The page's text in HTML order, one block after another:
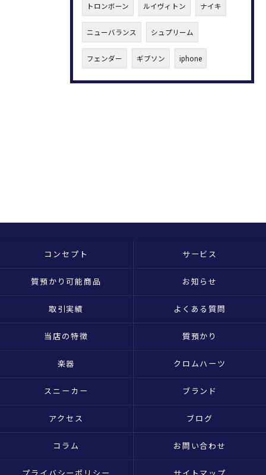
トロンボーン ルイヴィトン ナイキ
ニューバランス シュプリーム
フェンダー ギブソン iphone
コンセプト サービス
質預かり可能商品 お知らせ
取引実績 よくある質問
当店の特徴 質預かり
楽器 クロムハーツ
スニーカー ブランド
アクセス ブログ
コラム お問い合わせ